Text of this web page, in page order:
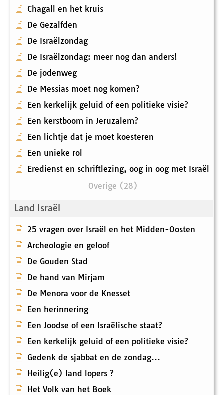
Chagall en het kruis
De Gezalfden
De Israëlzondag
De Israëlzondag: meer nog dan anders!
De jodenweg
De Messias moet nog komen?
Een kerkelijk geluid of een politieke visie?
Een kerstboom in Jeruzalem?
Een lichtje dat je moet koesteren
Een unieke rol
Eredienst en schriftlezing, oog in oog met Israël
Overige (28)
Land Israël
25 vragen over Israël en het Midden-Oosten
Archeologie en geloof
De Gouden Stad
De hand van Mirjam
De Menora voor de Knesset
Een herinnering
Een Joodse of een Israëlische staat?
Een kerkelijk geluid of een politieke visie?
Gedenk de sjabbat en de zondag...
Heilig(e) land lopers ?
Het Volk van het Boek